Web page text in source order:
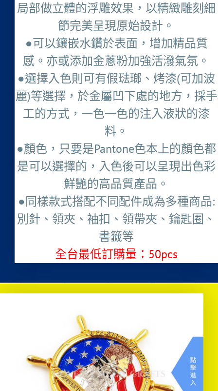
局部做立體的浮雕效果，以精緻雕刻細
節完美呈現原始設計。
●可以鑲嵌水鑽於表面，增加精品質
感。亦或添加金蔥粉加強活潑氣氛。
●選擇入色則可有假琺瑯、烤漆(可加波
麗)等選擇，於金屬凹下處的地方，採手
工的方式，一色一色的注入液狀的漆
料。
●顏色，只要是Pantone色本上的顏色都
是可以選擇的，入色後可以呈現出色彩
鮮艷的高品質產品。
●同樣款式搭配不同配件成為多種商品:
別針、領夾、袖扣、領帶夾、鑰匙圈、
書籤等
全台最低訂購量：50pcs